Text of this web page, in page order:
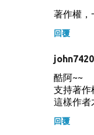
著作權
回覆
酷阿~~
支持著作
這樣作者
回覆